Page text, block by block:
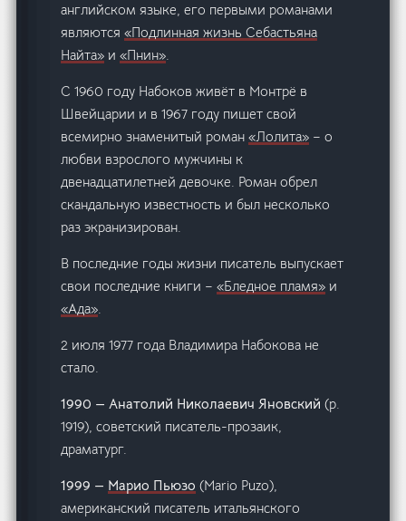
английском языке, его первыми романами
являются«Подлинная жизнь Себастьяна
Найта» и«Пнин».
С 1960 году Набоков живёт в Монтрё в
Швейцарии и в 1967 году пишет свой
всемирно знаменитый роман«Лолита» – о
любви взрослого мужчины к
двенадцатилетней девочке. Роман обрел
скандальную известность и был несколько
раз экранизирован.
В последние годы жизни писатель выпускает
свои последние книги –«Бледное пламя» и
«Ада».
2 июля 1977 года Владимира Набокова не
стало.
1990 — Анатолий Николаевич Яновский(р.
1919), советский писатель-прозаик,
драматург.
1999 — Марио Пьюзо (Mario Puzo),
американский писатель итальянского